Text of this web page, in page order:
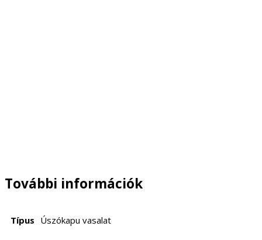
További információk
Típus Úszókapu vasalat